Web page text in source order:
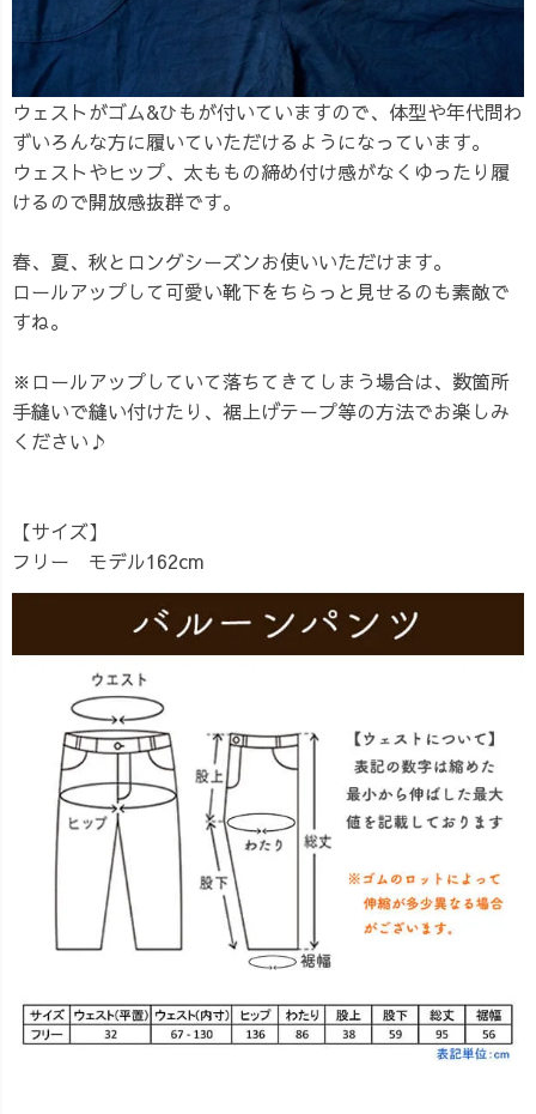
ウェストがゴム&ひもが付いていますので、体型や年代問わ
ずいろんな方に履いていただけるようになっています。
ウェストやヒップ、太ももの締め付け感がなくゆったり履
けるので開放感抜群です。
春、夏、秋とロングシーズンお使いいただけます。
ロールアップして可愛い靴下をちらっと見せるのも素敵で
すね。
※ロールアップしていて落ちてきてしまう場合は、数箇所
手縫いで縫い付けたり、裾上げテープ等の方法でお楽しみ
ください♪
【サイズ】
フリー モデル162cm